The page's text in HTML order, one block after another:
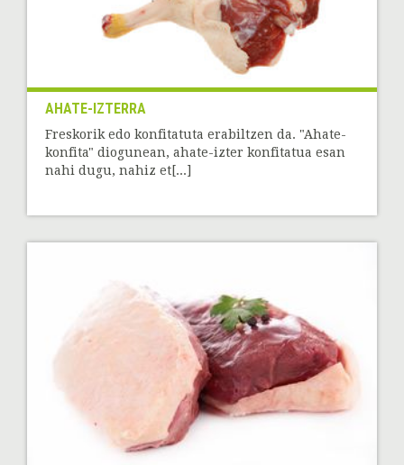
AHATE-IZTERRA
Freskorik edo konfitatuta erabiltzen da. "Ahate-
konfita" diogunean, ahate-izter konfitatua esan
nahi dugu, nahiz et[...]